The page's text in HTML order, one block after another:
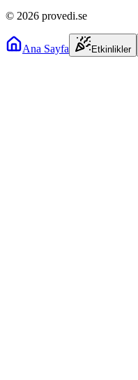
© 2026 provedi.se
Ana Sayfa Etkinlikler